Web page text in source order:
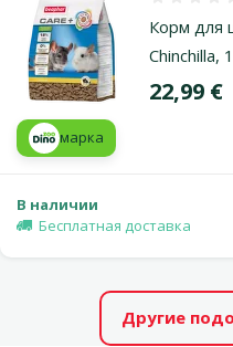
Корм для
Chinchilla,
Цена
22,99 €
марка
В наличии
Бесплатная доставка
Другие